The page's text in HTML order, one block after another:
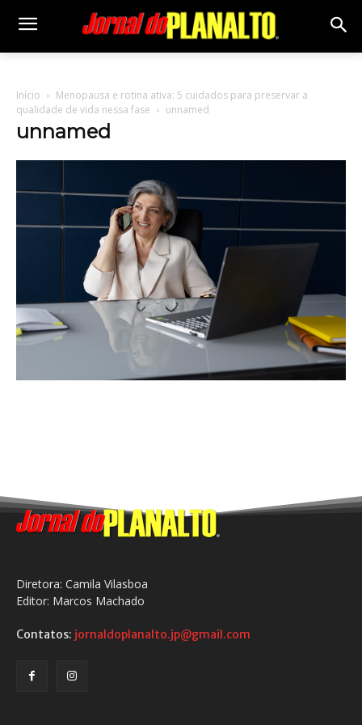
Início
Menopausa e rotina ativa: 5 cuidados para preservar a
qualidade de vida nessa fase
unnamed
unnamed
Diretora: Camila Vilasboa
Editor: Marcos Machado
Contatos: jornaldoplanalto.jp@gmail.com